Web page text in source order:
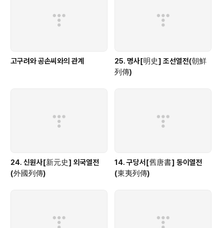
고구려와 공손씨와의 관계
25. 명사[明史] 조선열전(朝鮮
列傳)
24. 신원사[新元史] 외국열전
(外國列傳)
14. 구당서[舊唐書] 동이열전
(東夷列傳)